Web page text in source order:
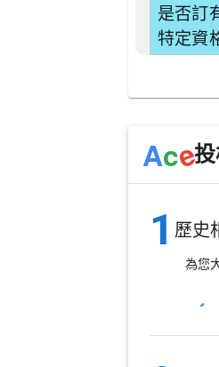
是否訂
特定資
Ace
1 歷史
為您